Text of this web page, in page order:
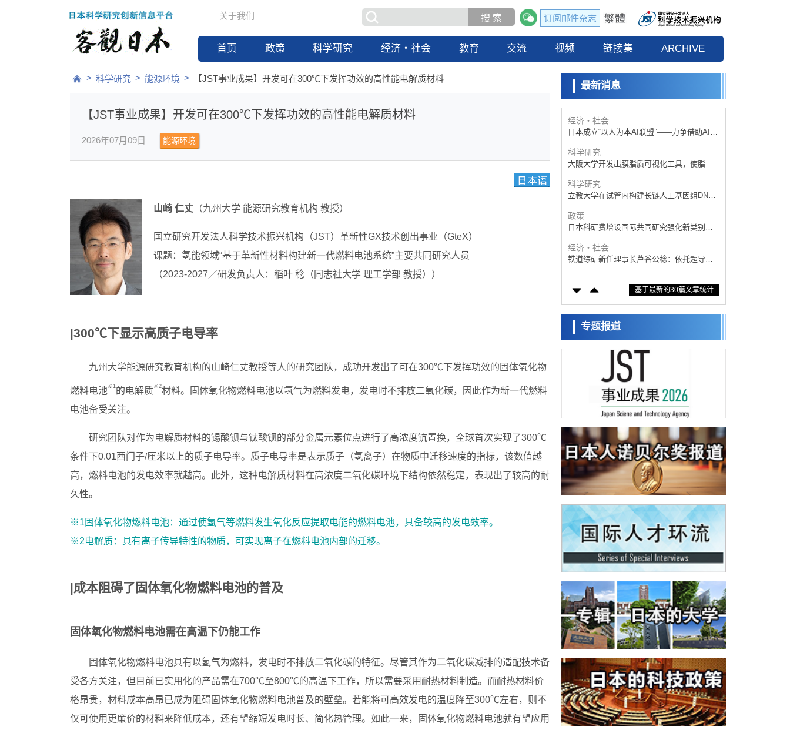
关于我们
首页 政策 科学研究 经济・社会 教育 交流 视频 链接集 ARCHIVE
订阅邮件杂志
> 科学研究 > 能源环境 > 【JST事业成果】开发可在300℃下发挥功效的高性能电解质材料
【JST事业成果】开发可在300℃下发挥功效的高性能电解质材料
2026年07月09日 能源环境
山崎 仁丈（九州大学 能源研究教育机构 教授）
国立研究开发法人科学技术振兴机构（JST）革新性GX技术创出事业（GteX）
课题：氢能领域“基于革新性材料构建新一代燃料电池系统”主要共同研究人员
（2023-2027／研发负责人：稻叶 稔（同志社大学 理工学部 教授））
|300℃下显示高质子电导率
九州大学能源研究教育机构的山崎仁丈教授等人的研究团队，成功开发出了可在300℃下发挥功效的固体氧化物
燃料电池※1的电解质※2材料。固体氧化物燃料电池以氢气为燃料发电，发电时不排放二氧化碳，因此作为新一代燃料
电池备受关注。
研究团队对作为电解质材料的锡酸钡与钛酸钡的部分金属元素位点进行了高浓度钪置换，全球首次实现了300℃
条件下0.01西门子/厘米以上的质子电导率。质子电导率是表示质子（氢离子）在物质中迁移速度的指标，该数值越
高，燃料电池的发电效率就越高。此外，这种电解质材料在高浓度二氧化碳环境下结构依然稳定，表现出了较高的耐
久性。
※1固体氧化物燃料电池：通过使氢气等燃料发生氧化反应提取电能的燃料电池，具备较高的发电效率。
※2电解质：具有离子传导特性的物质，可实现离子在燃料电池内部的迁移。
|成本阻碍了固体氧化物燃料电池的普及
固体氧化物燃料电池需在高温下仍能工作
固体氧化物燃料电池具有以氢气为燃料，发电时不排放二氧化碳的特征。尽管其作为二氧化碳减排的适配技术备
受各方关注，但目前已实用化的产品需在700℃至800℃的高温下工作，所以需要采用耐热材料制造。而耐热材料价
格昂贵，材料成本高昂已成为阻碍固体氧化物燃料电池普及的壁垒。若能将可高效发电的温度降至300℃左右，则不
仅可使用更廉价的材料来降低成本，还有望缩短发电时长、简化热管理。如此一来，固体氧化物燃料电池就有望应用
最新消息
政策
日本科研费增设国际共同研究强化新类别，
促进青年研究人员赴海外开展研究
用于量子计算机
科学研究
开发出300亿年仅误差1秒的光晶格钟，构建
网络将其打造为下一代社会基础设施
经济・社会
日本成立“以人为本AI联盟”——力争借助AI拓
科学研究
大阪大学开发出膜脂质可视化工具，使脂质
科学研究
立教大学在试管内构建长链人工基因组DNA
工细胞
政策
日本科研费增设国际共同研究强化新类别，
经济・社会
铁道综研新任理事长芦谷公稔：依托超导和
东京大学通过叶绿体基因组编辑技术强化碳
藤田医科大学等成功鉴定出非结核分枝杆菌
生存的必需基因，首次揭示该基因的必要性
经济・社会
【AI法下篇】如何应对AI的不可控性——中
央大学平野晋教授专访
日本学术会议：为保持土壤健康应采取哪些
措施？探讨土壤保护与强化的具体对策
大阪大学开发基于水氢键网络的温度预测新
方法，AI从分子排列信息中高精度解读
经济・社会
【AI法上篇】如何对“将人生交给AI”保持危机
感——中央大学平野晋教授专访
科学研究
庆应义塾大学阐明脑内“游击手”小胶质细胞包
裹保护受损神经细胞的机制，有望用于开发
阿尔茨海默病等疾病疗法
日本东北大学与横滨橡胶全球首次从纳米尺
度揭示橡胶—黄铜粘接界面劣化抑制机制，
为提升轮胎安全性与耐久性的材料设计开辟
道路
科学研究
近畿大学等发现植物染料“日本茜”的红色成分
可抑制老化与炎症，有望成为新型功能性材
料
科学研究
法，利用超小型GAD67启动子抑制发作
科学研究
九州大学揭示夜间眼压升高机制：两种激素
波动叠加所致
科学研究
东京都产技研采用新手法开发出可稳定工作
至300℃的介电材料，已验证电容器可在汽车
发动机等高温环境下工作
经济・社会
日本生成式AI使用者占比一年内翻倍，但与
中美德仍有较大差距
政策
日本修订首都直下型地震紧急对策：目标为
死亡人数至少减半，重点强化火灾防控
科学研究
基于最新的30篇文章统计
专题报道